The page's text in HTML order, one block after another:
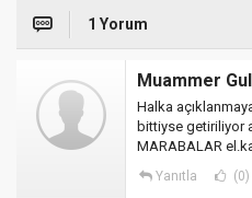
1 Yorum
Muammer
Halka
bittiyse getiriliyor
MARABALAR
Yanıtla (0)